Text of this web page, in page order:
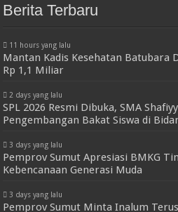
Berita Terbaru
11 hours yang lalu
Mantan Kadis Kesehatan Batubara
Rp 1,1 Miliar
2 days yang lalu
SPL 2026 Resmi Dibuka, SMA
Pengembangan Bakat Siswa di
3 days yang lalu
Pemprov Sumut Apresiasi BMKG
Kebencanaan Generasi Muda
3 days yang lalu
Pemprov Sumut Minta Inalum